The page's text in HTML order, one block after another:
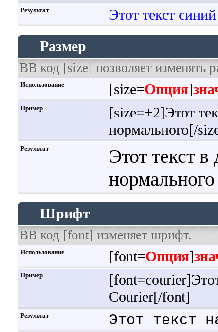
Результат
Этот текст синий
Размер
BB код [size] позволяет изменять
Использование [size=Опция]
Пример
[size=+2]Этот
нормального[/
Результат
Этот текст
нормального
Шрифт
BB код [font] изменяет шрифт.
Использование [font=Опция]
Пример
Courier[/font]
Результат
Этот текст